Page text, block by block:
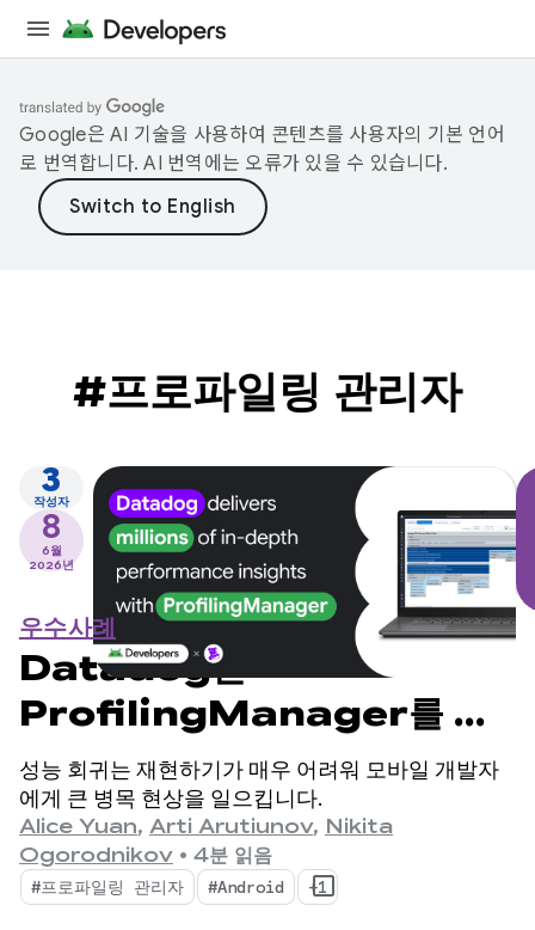
Google은 AI 기술을 사용하여 콘텐츠를 사용자의 기본 언어
로 번역합니다. AI 번역에는 오류가 있을 수 있습니다.
#프로파일링 관리자
3
작성자
8
6월
2026년
우수사례
Datadog는
ProfilingManager를 통
해 수백만 개의 심층 성능 통계
를 제공합니다.
성능 회귀는 재현하기가 매우 어려워 모바일 개발자
에게 큰 병목 현상을 일으킵니다.
Alice Yuan, Arti Arutiunov, Nikita
Ogorodnikov • 4분 읽음
#프로파일링 관리자 #Android +1